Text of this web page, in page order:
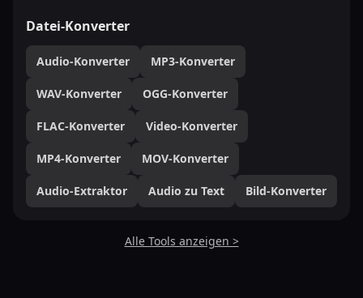
Datei-Konverter
Audio-Konverter MP3-Konverter
WAV-Konverter OGG-Konverter
FLAC-Konverter Video-Konverter
MP4-Konverter MOV-Konverter
Audio-Extraktor Audio zu Text Bild-Konverter
Alle Tools anzeigen >